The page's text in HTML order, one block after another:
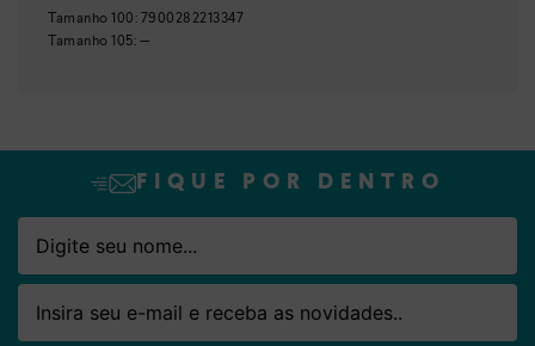
Tamanho100:7900282213347
Tamanho105:—
FIQUE POR DENTRO
Nome
Email